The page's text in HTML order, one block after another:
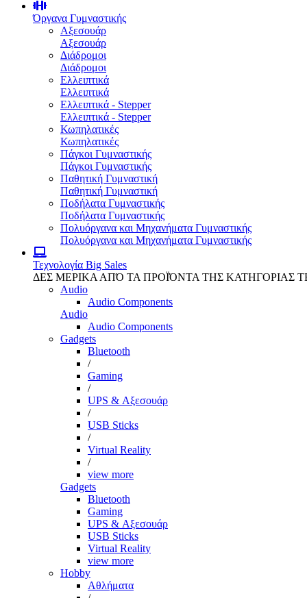
Όργανα Γυμναστικής
Αξεσουάρ
Αξεσουάρ
Διάδρομοι
Διάδρομοι
Ελλειπτικά
Ελλειπτικά
Ελλειπτικά - Stepper
Ελλειπτικά - Stepper
Κωπηλατικές
Κωπηλατικές
Πάγκοι Γυμναστικής
Πάγκοι Γυμναστικής
Παθητική Γυμναστική
Παθητική Γυμναστική
Ποδήλατα Γυμναστικής
Ποδήλατα Γυμναστικής
Πολυόργανα και Μηχανήματα Γυμναστικής
Πολυόργανα και Μηχανήματα Γυμναστικής
Τεχνολογία Big Sales
ΔΕΣ ΜΕΡΙΚΑ ΑΠΌ ΤΑ ΠΡΟΪΌΝΤΑ ΤΗΣ ΚΑΤΗΓΟΡΙΑΣ
Audio
Audio Components
Audio
Audio Components
Gadgets
Bluetooth
/
Gaming
/
UPS & Αξεσουάρ
/
USB Sticks
/
Virtual Reality
/
view more
Gadgets
Bluetooth
Gaming
UPS & Αξεσουάρ
USB Sticks
Virtual Reality
view more
Hobby
Αθλήματα